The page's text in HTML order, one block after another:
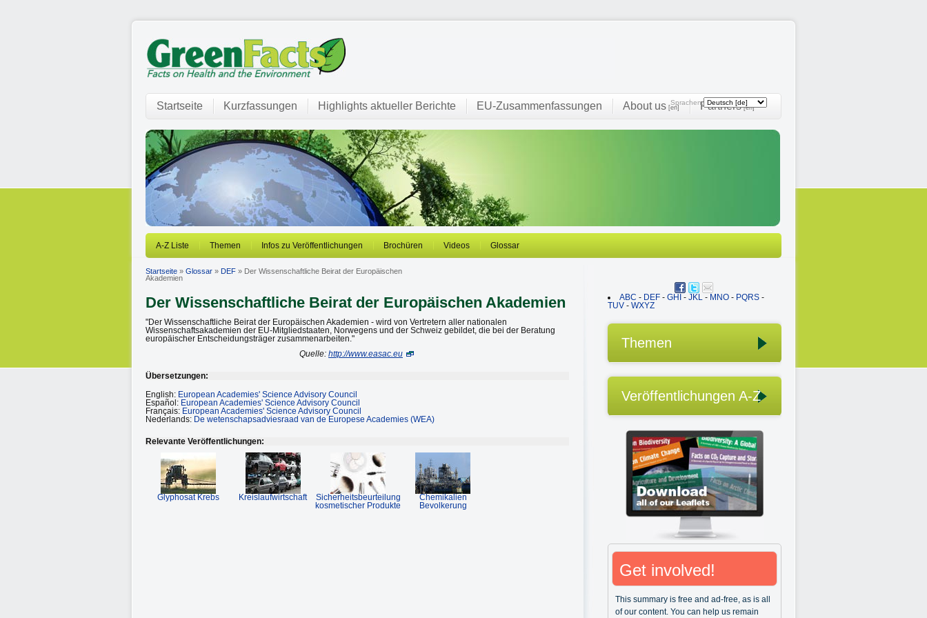
Sprachen:
Startseite Kurzfassungen Highlights aktueller Berichte EU-Zusammenfassungen About us [en] Partners[en]
A-Z Liste Themen Infos zu Veröffentlichungen Brochüren Videos Glossar
Startseite » Glossar » DEF » Der Wissenschaftliche Beirat der Europäischen
Akademien
Der Wissenschaftliche Beirat der Europäischen Akademien
"Der Wissenschaftliche Beirat der Europäischen Akademien - wird von Vertretern aller nationalen
Wissenschaftsakademien der EU-Mitgliedstaaten, Norwegens und der Schweiz gebildet, die bei der Beratung
europäischer Entscheidungsträger zusammenarbeiten."
Quelle: http://www.easac.eu
Übersetzungen:
English: European Academies' Science Advisory Council
Español: European Academies' Science Advisory Council
Français: European Academies' Science Advisory Council
Nederlands: De wetenschapsadviesraad van de Europese Academies (WEA)
Relevante Veröffentlichungen:
Glyphosat Krebs Kreislaufwirtschaft
Sicherheitsbeurteilung
kosmetischer Produkte
Chemikalien
Bevolkerung
ABC - DEF - GHI - JKL - MNO - PQRS -
TUV - WXYZ
Themen
Veröffentlichungen A-Z
Get involved!
This summary is free and ad-free, as is all
of our content. You can help us remain